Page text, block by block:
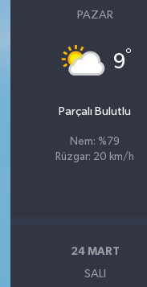
PAZAR
9°
Parçalı Bulutlu
Nem: %79
Rüzgar: 20 km/h
24 MART
SALI